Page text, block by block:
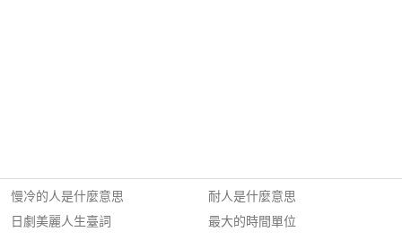
慢冷的人是什麼意思
日劇美麗人生臺詞
耐人是什麼意思
最大的時間單位